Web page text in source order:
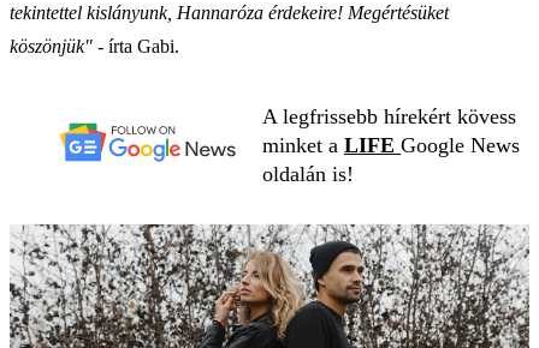
tekintettel kislányunk, Hannaróza érdekeire! Megértésüket
köszönjük" - írta Gabi.
A legfrissebb hírekért kövess
minket a LIFE Google News
oldalán is!